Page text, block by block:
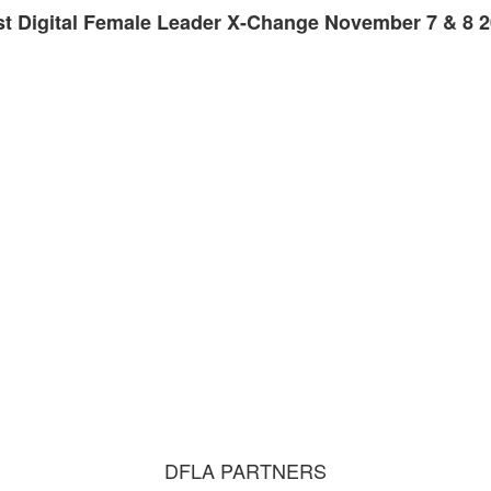
Digital Female Leader X-Change November 7 & 8
DFLA PARTNERS